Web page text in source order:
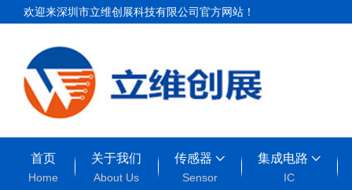
欢迎来深圳市立维创展科技有限公司官方网站！
首页
Home
关于我们
About Us
传感器
Sensor
集成电路
IC